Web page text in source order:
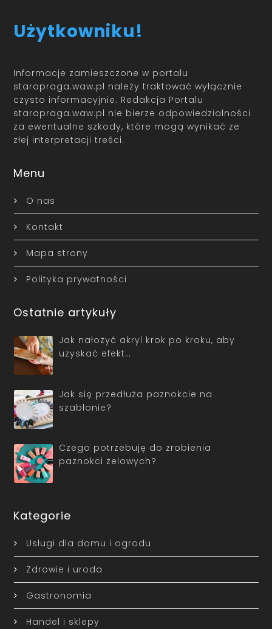
Użytkowniku!
Informacje zamieszczone w portalu
starapraga.waw.pl należy traktować wyłącznie
czysto informacyjnie. Redakcja Portalu
starapraga.waw.pl nie bierze odpowiedzialności
za ewentualne szkody, które mogą wynikać ze
złej interpretacji treści.
Menu
O nas
Kontakt
Mapa strony
Polityka prywatności
Ostatnie artykuły
Jak nałożyć akryl krok po kroku, aby
uzyskać efekt…
Jak się przedłuża paznokcie na
szablonie?
Czego potrzebuję do zrobienia
paznokci żelowych?
Kategorie
Usługi dla domu i ogrodu
Zdrowie i uroda
Gastronomia
Handel i sklepy